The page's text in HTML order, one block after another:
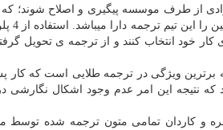
هر ایرادی از طرف موسسه پیگیری و اصلاح
خود انتخاب کنند و از ترجمه ی تحویل
برترین ویژگی در ترجمه طلایی است که
نتیجه این امر عدم وجود اشکال نگارشی
و کاردان تمامی متون ترجمه شده توسط